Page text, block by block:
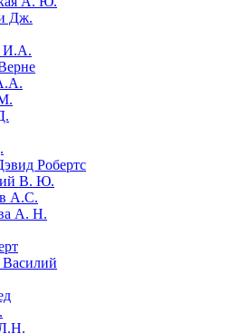
Дж.
И.А.
Робертс
В. Ю.
А.С.
А. Н.
Василий